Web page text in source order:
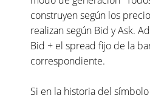
construyen según los
realizan según Bid y Ask.
Bid + el spread fijo de la
correspondiente.
Si en la historia del